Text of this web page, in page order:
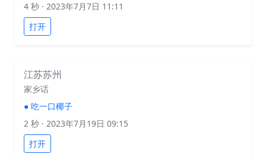
4 秒 · 2023年7月7日 11:11
打开
江苏苏州
家乡话
● 吃一口椰子
2 秒 · 2023年7月19日 09:15
打开